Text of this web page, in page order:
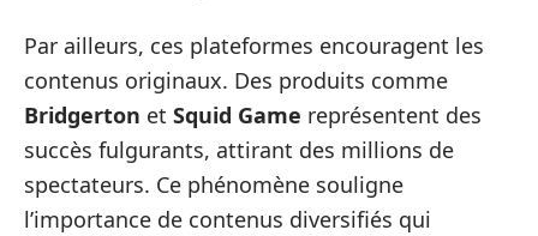
Par ailleurs, ces plateformes encouragent les
contenus originaux. Des produits comme
Bridgerton et Squid Game représentent des
succès fulgurants, attirant des millions de
spectateurs. Ce phénomène souligne
l’importance de contenus diversifiés qui